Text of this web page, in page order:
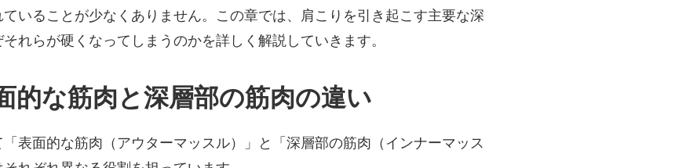
いることが少なくありません。この章では、肩こりを引き起こす主要な深
れらが硬くなってしまうのかを詳しく解説していきます。
的な筋肉と深層部の筋肉の違い
表面的な筋肉（アウターマッスル）」と「深層部の筋肉（インナーマッス